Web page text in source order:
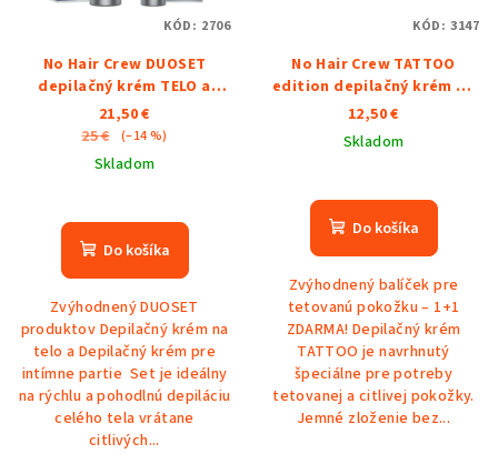
No Hair Crew DUOSET
depilačný krém TELO a
INTIMATE
21,50 €
25 € (–14 %)
Skladom
hodnotenie
produktu
z
5
hviezdičiek.
Do košíka
Zvýhodnený DUOSET
produktov Depilačný krém na
telo a Depilačný krém pre
intímne partie Set je ideálny
na rýchlu a pohodlnú depiláciu
celého tela vrátane
citlivých...
KÓD: 2706
No Hair Crew TATTOO
edition depilačný krém na
tetovanú pokožku + 1
ZDARMA
12,50 €
Skladom
hodnotenie
produktu
z
5
hviezdičiek.
Do košíka
Zvýhodnený balíček pre
tetovanú pokožku – 1+1
ZDARMA! Depilačný krém
TATTOO je navrhnutý
špeciálne pre potreby
tetovanej a citlivej pokožky.
Jemné zloženie bez...
KÓD: 3147